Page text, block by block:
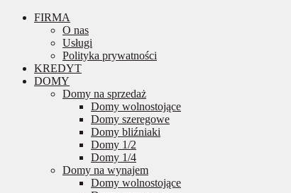
FIRMA
O nas
Usługi
Polityka prywatności
KREDYT
DOMY
Domy na sprzedaż
Domy wolnostojące
Domy szeregowe
Domy bliźniaki
Domy 1/2
Domy 1/4
Domy na wynajem
Domy wolnostojące